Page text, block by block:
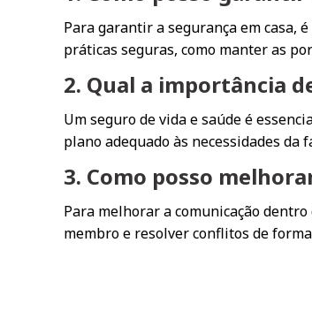
Para garantir a segurança em casa,
práticas seguras, como manter as
2. Qual a importância
Um seguro de vida e saúde é
plano adequado às necessidades da
3. Como posso
Para melhorar a comunicação
membro e resolver conflitos de